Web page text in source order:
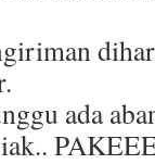
ada